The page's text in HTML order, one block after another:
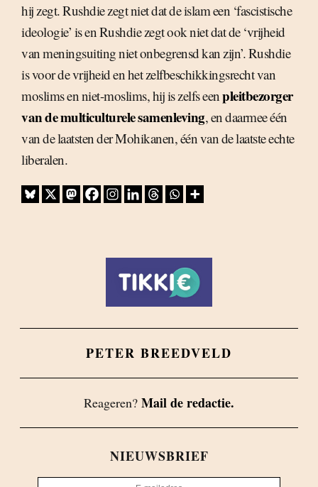
hij zegt. Rushdie zegt niet dat de islam een ‘fascistische
ideologie’ is en Rushdie zegt ook niet dat de ‘vrijheid
van meningsuiting niet onbegrensd kan zijn’. Rushdie
is voor de vrijheid en het zelfbeschikkingsrecht van
moslims en niet-moslims, hij is zelfs een pleitbezorger
van de multiculturele samenleving, en daarmee één
van de laatsten der Mohikanen, één van de laatste echte
liberalen.
PETER BREEDVELD
Reageren? Mail de redactie.
NIEUWSBRIEF